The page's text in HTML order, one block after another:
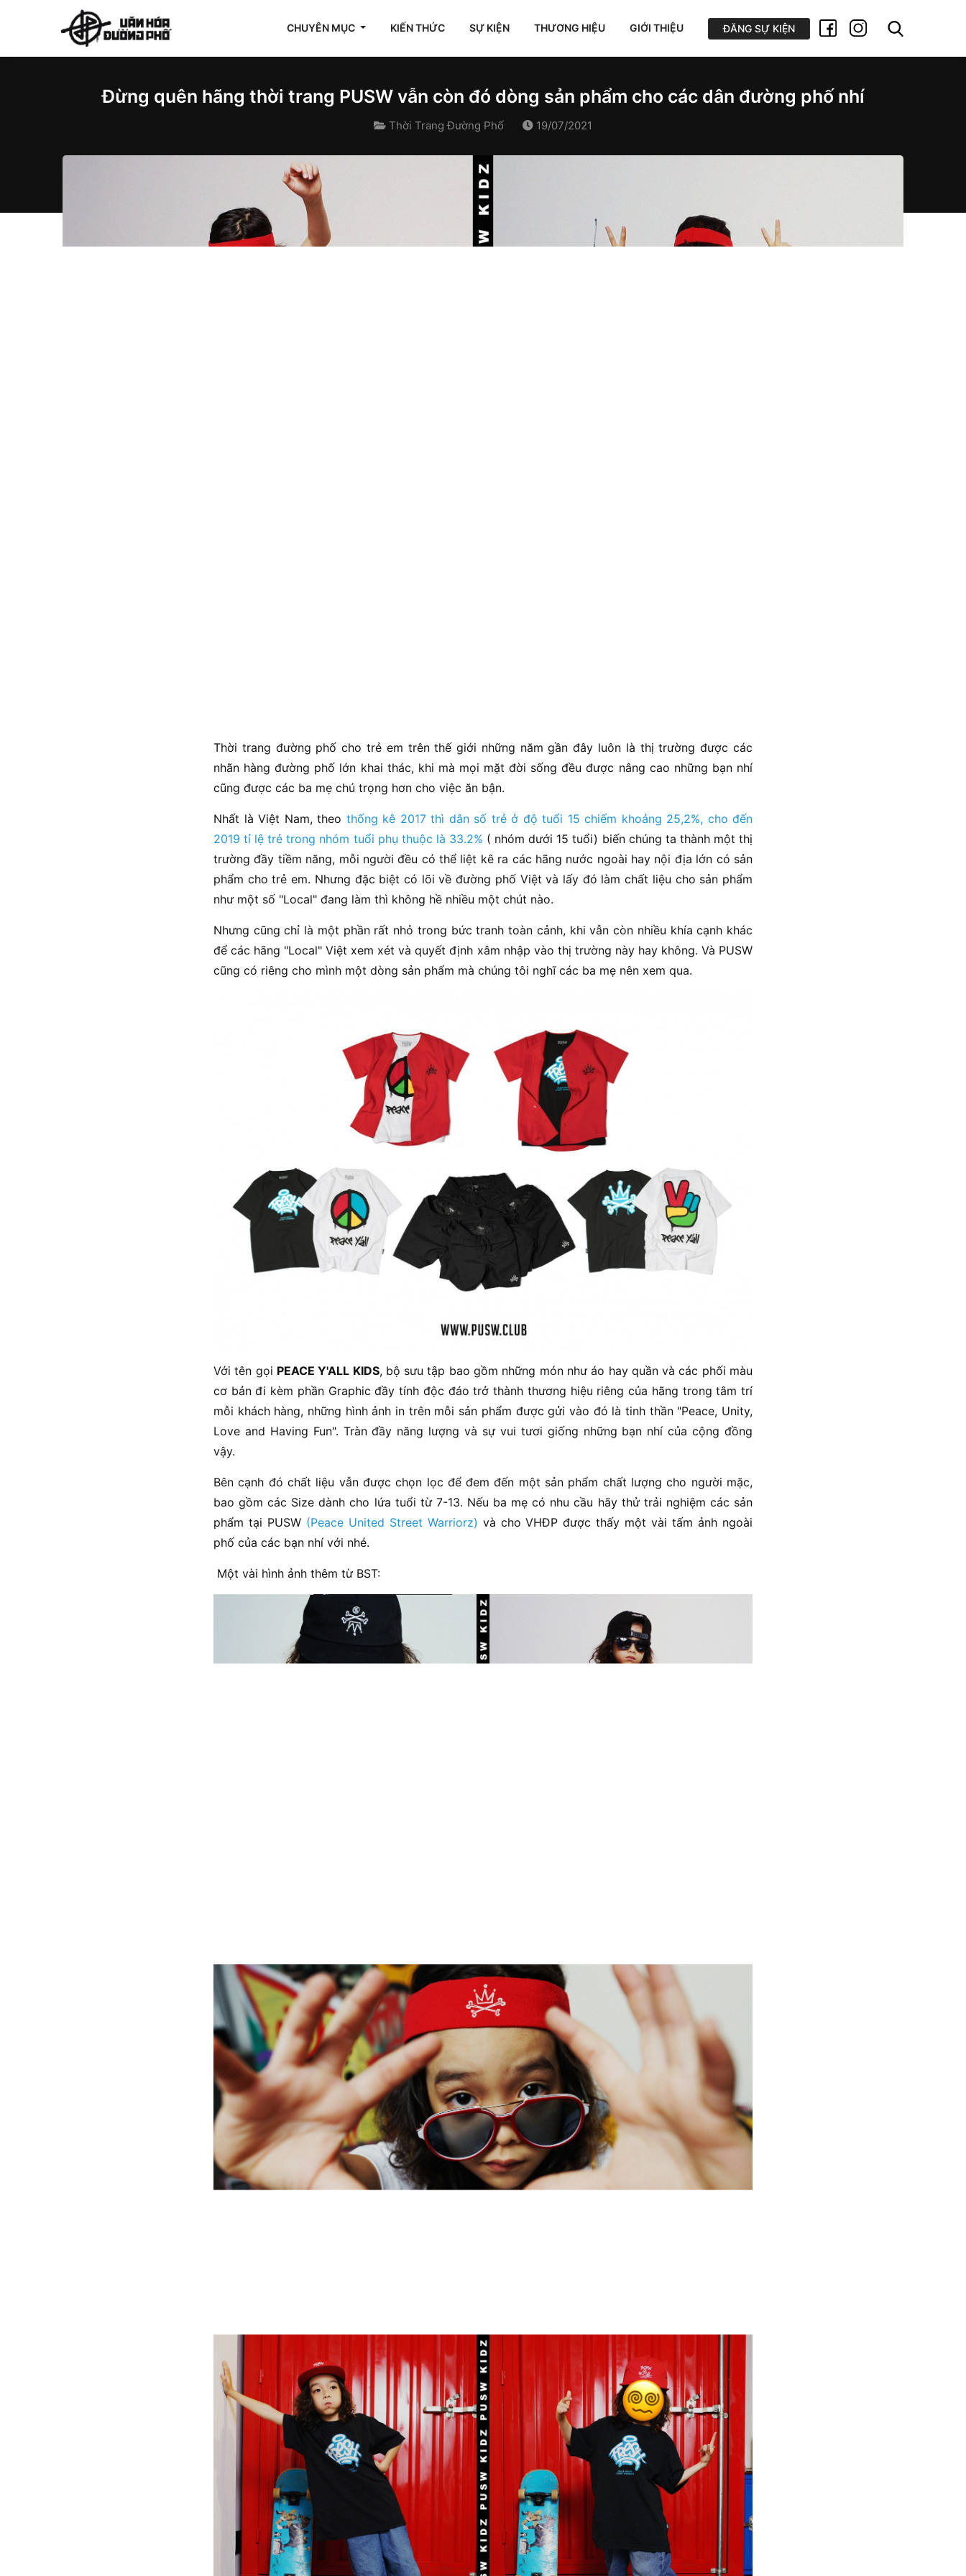
CHUYÊN MỤC KIẾN THỨC SỰ KIỆN THƯƠNG HIỆU GIỚI THIỆU ĐĂNG SỰ KIỆN
Đừng quên hãng thời trang PUSW vẫn còn đó dòng sản phẩm cho các dân đường phố nhí
Thời Trang Đường Phố 19/07/2021
Thời trang đường phố cho trẻ em trên thế giới những năm gần đây luôn là thị trường được các
nhãn hàng đường phố lớn khai thác, khi mà mọi mặt đời sống đều được nâng cao những bạn nhí
cũng được các ba mẹ chú trọng hơn cho việc ăn bận.
Nhất là Việt Nam, theo thống kê 2017 thì dân số trẻ ở độ tuổi 15 chiếm khoảng 25,2%, cho đến
2019 tỉ lệ trẻ trong nhóm tuổi phụ thuộc là 33.2% ( nhóm dưới 15 tuổi) biến chúng ta thành một thị
trường đầy tiềm năng, mỗi người đều có thể liệt kê ra các hãng nước ngoài hay nội địa lớn có sản
phẩm cho trẻ em. Nhưng đặc biệt có lõi về đường phố Việt và lấy đó làm chất liệu cho sản phẩm
như một số "Local" đang làm thì không hề nhiều một chút nào.
Nhưng cũng chỉ là một phần rất nhỏ trong bức tranh toàn cảnh, khi vẫn còn nhiều khía cạnh khác
để các hãng "Local" Việt xem xét và quyết định xâm nhập vào thị trường này hay không. Và PUSW
cũng có riêng cho mình một dòng sản phẩm mà chúng tôi nghĩ các ba mẹ nên xem qua.
Với tên gọi PEACE Y'ALL KIDS, bộ sưu tập bao gồm những món như áo hay quần và các phối màu
cơ bản đi kèm phần Graphic đầy tính độc đáo trở thành thương hiệu riêng của hãng trong tâm trí
mỗi khách hàng, những hình ảnh in trên mỗi sản phẩm được gửi vào đó là tinh thần "Peace, Unity,
Love and Having Fun". Tràn đầy năng lượng và sự vui tươi giống những bạn nhí của cộng đồng
vậy.
Bên cạnh đó chất liệu vẫn được chọn lọc để đem đến một sản phẩm chất lượng cho người mặc,
bao gồm các Size dành cho lứa tuổi từ 7-13. Nếu ba mẹ có nhu cầu hãy thử trải nghiệm các sản
phẩm tại PUSW (Peace United Street Warriorz) và cho VHĐP được thấy một vài tấm ảnh ngoài
phố của các bạn nhí với nhé.
Một vài hình ảnh thêm từ BST: